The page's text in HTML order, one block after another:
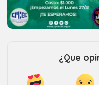
¿Que